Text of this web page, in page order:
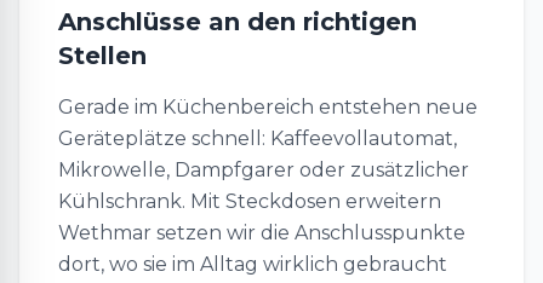
Anschlüsse an den richtigen
Stellen
Gerade im Küchenbereich entstehen neue
Geräteplätze schnell: Kaffeevollautomat,
Mikrowelle, Dampfgarer oder zusätzlicher
Kühlschrank. Mit Steckdosen erweitern
Wethmar setzen wir die Anschlusspunkte
dort, wo sie im Alltag wirklich gebraucht